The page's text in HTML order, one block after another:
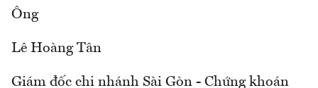
Ông
Lê Hoàng Tân
Giám đốc chi nhánh Sài Gòn - Chứng khoán